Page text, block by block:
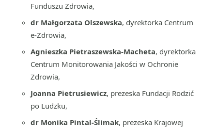
Funduszu Zdrowia,
dr Małgorzata Olszewska, dyrektorka Centrum
e-Zdrowia,
Agnieszka Pietraszewska-Macheta, dyrektorka
Centrum Monitorowania Jakości w Ochronie
Zdrowia,
Joanna Pietrusiewicz, prezeska Fundacji Rodzić
po Ludzku,
dr Monika Pintal-Ślimak, prezeska Krajowej